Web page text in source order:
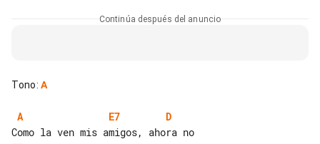
Continúa después del anuncio
Tono: A
A E7
D